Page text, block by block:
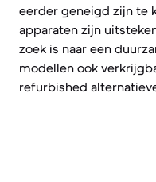
eerder geneigd zijn te
apparaten zijn
zoek is naar een
modellen ook
refurbished